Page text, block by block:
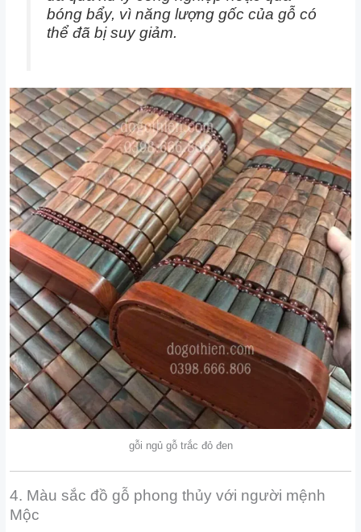
bóng bẩy, vì năng lượng gốc của gỗ có
thể đã bị suy giảm.
gỗi ngủ gỗ trắc đỏ đen
4. Màu sắc đồ gỗ phong thủy với người mệnh
Mộc